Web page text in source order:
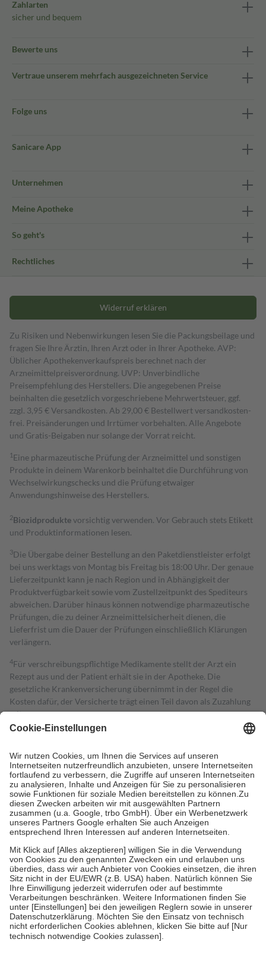
Zahlarten
sicher und bequem
Bewerte uns
Vertraue unserem mehrfach ausgezeichneten Service
Folge uns
Sanicare App
Unternehmen
Meine Apotheke
So geht's
Rechtliches
Widerruf erklären
Zu Risiken und Nebenwirkungen lesen Sie die Packungsbeilage und
fragen Sie Ihre Ärztin, Ihren Arzt oder in Ihrer Apotheke. AVP:
Üblicher Apothekenverkaufspreis berechnet nach der
Arzneimittelpreisverordnung. UVP: Unverbindliche
Preisempfehlung des Herstellers. Die angegebenen Preise
beinhalten die gesetzlich vorgeschriebene Mehrwertsteuer, ggf.
zzgl. 3,95 € Versandkosten. Ab 29,00 € Bestell­wert versand­kosten­
frei. Preisänderungen und Irrtümer vorbehalten. Alle Angebote
und Gratis-Beigaben nur solange der Vorrat reicht.
1 Eine pharmazeutische Prüfung der Arzneimittel und sonstigen
Produkte in deinem Warenkorb beinhaltet die Durchführung von
Wechselwirkungschecks und die Prüfung etwaiger
Anwendungshinweise des Herstellers.
2Biozidproduktevorsichtig verwenden. Vor Gebrauch stets Etikett
und Produktinformationen lesen.
3Die Übergabe deiner Bestellung an den Paketdienstleister erfolgt
bei uns werktags von Montag bis Freitag bis 18:00 Uhr. Der genaue
Lieferzeitpunkt kann je nach Region und in Abhängigkeit der
Produktverfügbarkeit sowie vom Zustellzeitpunkt des Spediteurs
abweichen. Darüber hinaus können notwendige pharmazeutische
Prüfungen, die zu deiner Arzneimittelsicherheit dienen, die
Lieferfrist um die Dauer der Prüfungen einschließlich Klärungen
verlängern.
4Für verschreibungspflichtige Medikamente stellt der Arzt ein
Rezept aus und der Patient erhält sie in der Apotheke. Die
gesetzliche Krankenversicherung übernimmt in der Regel die
Kosten dafür, der Versicherte trägt einen Teil davon als Zuzahlung
mit.
Grundsätzlich leisten Mitglieder Zuzahlungen in Höhe von zehn
höchstens zehn Euro.
Es sind jedoch nie mehr als die tatsächlichen
Kosten der Leistung zu entrichten.
Diese Regeln gelten grundsätzlich auch für Online-Apotheken.
Bei Heilmitteln und häuslicher Krankenpflege beträgt die
Zuzahlung zehn Prozent der Kosten sowie zehn Euro je
Verordnung.
Um das Engagement der Versicherten für ihre eigene Gesundheit zu
stärken und die besondere Stellung der Familie zu unterstützen,
fallenkeine Zuzahlungenan bei:
• Kindern und Jugendlichen bis zum vollendeten 18. Lebensjahr
mit Ausnahme der Fahrkosten
• Untersuchungen zur Vorsorge und Früherkennung, die von der
GKV getragen werden
• empfohlenen Schutzimpfungen
• Harn- und Blutteststreifen